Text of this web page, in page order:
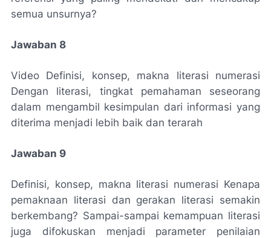
semua unsurnya?
Jawaban 8
Video Definisi, konsep, makna literasi numerasi
Dengan literasi, tingkat pemahaman seseorang
dalam mengambil kesimpulan dari informasi yang
diterima menjadi lebih baik dan terarah
Jawaban 9
Definisi, konsep, makna literasi numerasi Kenapa
pemaknaan literasi dan gerakan literasi semakin
berkembang? Sampai-sampai kemampuan literasi
juga difokuskan menjadi parameter penilaian